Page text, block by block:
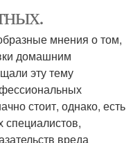
мнения о том,
домашним
эту тему
стоит, однако, есть
специалистов,
вреда